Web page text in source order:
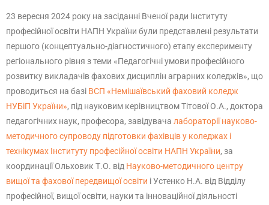
23 вересня 2024 року на засіданні Вченої ради Інституту
професійної освіти НАПН України були представлені результати
першого (концептуально-діагностичного) етапу експерименту
регіонального рівня з теми «Педагогічні умови професійного
розвитку викладачів фахових дисциплін аграрних коледжів», що
проводиться на базі ВСП «Немішаївський фаховий коледж
НУБіП України», під науковим керівництвом Тітової О.А., доктора
педагогічних наук, професора, завідувача лабораторії науково-
методичного супроводу підготовки фахівців у коледжах і
технікумах Інституту професійної освіти НАПН України, за
координації Ольховик Т.О. від Науково-методичного центру
вищої та фахової передвищої освіти і Устенко Н.А. від Відділу
професійної, вищої освіти, науки та інноваційної діяльності